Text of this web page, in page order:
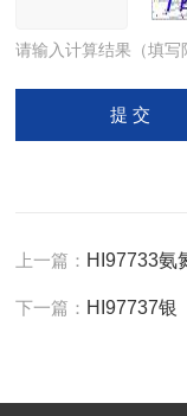
请输入计算结果（填
上一篇： HI97733氨
下一篇： HI97737银